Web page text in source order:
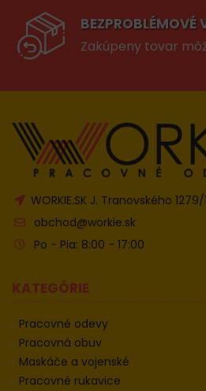
BEZPROBLÉMOVÉ
Zakúpeny tovar
WORKIE.SK J. Tranovského
obchod@workie.sk
Po - Pia: 8:00 - 17:00
KATEGÓRIE
Pracovné odevy
Pracovná obuv
Maskáče a vojenské
Pracovné rukavice